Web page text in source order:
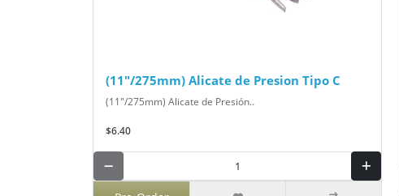
(11"/275mm) Alicate de Presion Tipo C
(11"/275mm) Alicate de Presión..
$6.40